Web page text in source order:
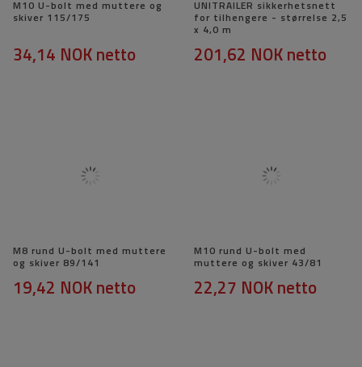
M10 U-bolt med muttere og
skiver 115/175
34,14 NOKnetto
UNITRAILER sikkerhetsnett
for tilhengere - størrelse 2,5
x 4,0 m
201,62 NOKnetto
M8 rund U-bolt med muttere
og skiver 89/141
19,42 NOKnetto
M10 rund U-bolt med
muttere og skiver 43/81
22,27 NOKnetto